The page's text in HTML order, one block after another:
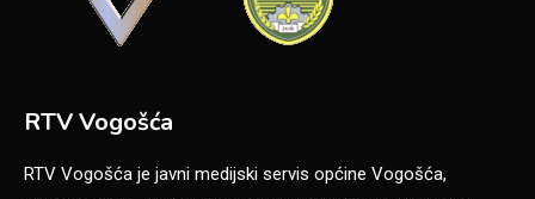
RTV Vogošća
RTV Vogošća je javni medijski servis općine Vogošća,